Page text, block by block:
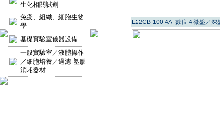
生化相關試劑
免疫、組織、細胞生物
學
基礎實驗室儀器設備
一般實驗室／液體操作
／細胞培養／過濾-塑膠
消耗器材
E22CB-100-4A 數位 4 微盤／深